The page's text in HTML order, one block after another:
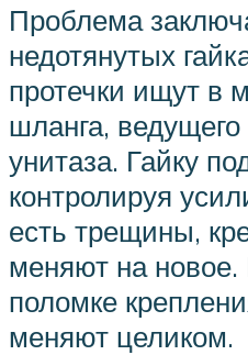
Проблема
недотянутых
протечки ищут в
шланга,
унитаза. Гайку
контролируя
есть трещины,
меняют на
поломке
меняют целиком.